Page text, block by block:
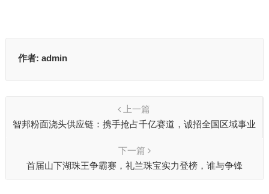
作者: admin
上一篇
智邦粉面浇头供应链：携手抢占千亿赛道，诚招全国区域事业
下一篇
首届山下湖珠王争霸赛，礼兰珠宝实力登榜，谁与争锋